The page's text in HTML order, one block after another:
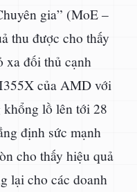
gia” (MoE –
thu được cho thấy
xa đối thủ cạnh
của AMD với
khổng lồ lên tới 28
định sức mạnh
cho thấy hiệu quả
lại cho các doanh